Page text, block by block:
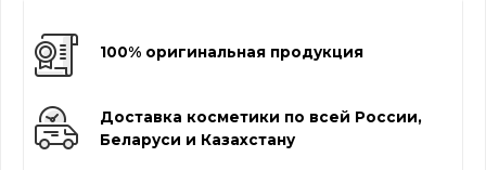
100% оригинальная продукция
Доставка косметики по всей России,
Беларуси и Казахстану